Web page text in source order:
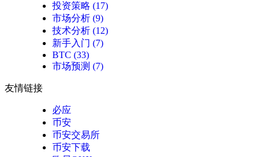
投资策略 (17)
市场分析 (9)
技术分析 (12)
新手入门 (7)
BTC (33)
市场预测 (7)
友情链接
必应
币安
币安交易所
币安下载